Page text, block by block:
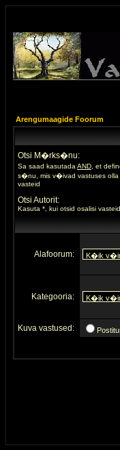
Arengumaagide Foorum
Otsi M�rks�nu:
Sa saad kasutada AND , et
s�nu, mis v�ivad vastuses olla
vasteid
Otsi Autorit:
Kasuta *, kui otsid osalisi vasteid
Alafoorum:
Kategooria:
Kuva vastused: